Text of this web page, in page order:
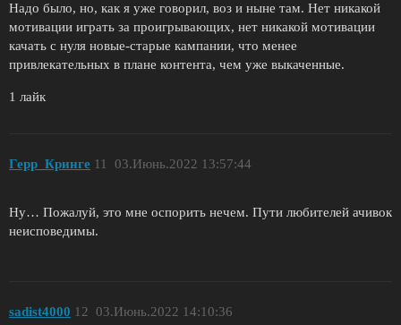
Надо было, но, как я уже говорил, воз и ныне там. Нет никакой
мотивации играть за проигрывающих, нет никакой мотивации
качать с нуля новые-старые кампании, что менее
привлекательных в плане контента, чем уже выкаченные.
1 лайк
Герр_Кринге 03.Июнь.2022 13:57:44
11
Ну… Пожалуй, это мне оспорить нечем. Пути любителей ачивок
неисповедимы.
sadist4000 03.Июнь.2022 14:10:36
12